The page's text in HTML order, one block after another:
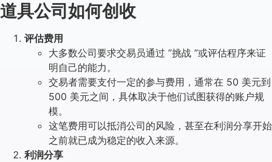
道具公司如何创收
评估费用
大多数公司要求交易员通过 ”挑战 ”或评估程序来证
明自己的能力。
交易者需要支付一定的参与费用，通常在 50 美元到
500 美元之间，具体取决于他们试图获得的账户规
模。
这笔费用可以抵消公司的风险，甚至在利润分享开始
之前就已成为稳定的收入来源。
利润分享